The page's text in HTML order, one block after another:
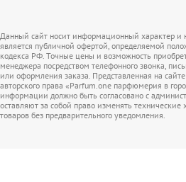
Данный сайт носит информационный характер и
является публичной офертой, определяемой
кодекса РФ. Точные цены и возможность
менеджера посредством телефонного звонка,
или оформления заказа. Представленная на
авторского права «Parfum.one парфюмерия в
информации должно быть согласовано с
оставляют за собой право изменять
товаров без предварительного уведомления.